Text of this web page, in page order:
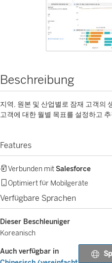
Beschreibung
지역, 원본 및 산업별로 잠재 고객의
고객에 대한 월별 목표를 설정하고
Features
Verbunden mitSalesforce
Optimiert für Mobilgeräte
Verfügbare Sprachen
Dieser Beschleuniger
Koreanisch
Auch verfügbar in